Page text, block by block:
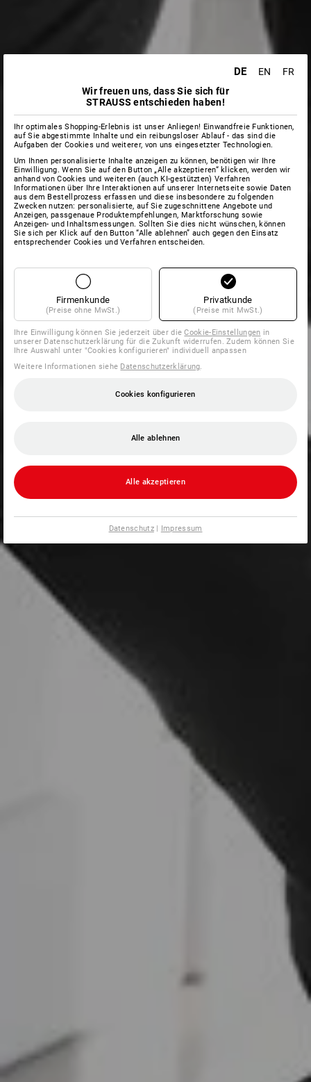
DE EN
FR
Wir freuen uns, dass Sie sich für
STRAUSS entschieden haben!
Ihr optimales Shopping-Erlebnis ist unser Anliegen! Einwandfreie Funktionen,
auf Sie abgestimmte Inhalte und ein reibungsloser Ablauf - das sind die
Aufgaben der Cookies und weiterer, von uns eingesetzter Technologien.
Um Ihnen personalisierte Inhalte anzeigen zu können, benötigen wir Ihre
Einwilligung. Wenn Sie auf den Button „Alle akzeptieren“ klicken, werden wir
anhand von Cookies und weiteren (auch KI-gestützten) Verfahren
Informationen über Ihre Interaktionen auf unserer Internetseite sowie Daten
aus dem Bestellprozess erfassen und diese insbesondere zu folgenden
Zwecken nutzen: personalisierte, auf Sie zugeschnittene Angebote und
Anzeigen, passgenaue Produktempfehlungen, Marktforschung sowie
Anzeigen- und Inhaltsmessungen. Sollten Sie dies nicht wünschen, können
Sie sich per Klick auf den Button “Alle ablehnen” auch gegen den Einsatz
entsprechender Cookies und Verfahren entscheiden.
Firmenkunde
(Preise ohne MwSt.)
Privatkunde
(Preise mit MwSt.)
Ihre Einwilligung können Sie jederzeit über dieCookie-Einstellungen in
unserer Datenschutzerklärung für die Zukunft widerrufen. Zudem können Sie
Ihre Auswahl unter "Cookies konfigurieren" individuell anpassen
Weitere Informationen siehe Datenschutzerklärung
Cookies konfigurieren
Alle ablehnen
Alle akzeptieren
Datenschutz| Impressum